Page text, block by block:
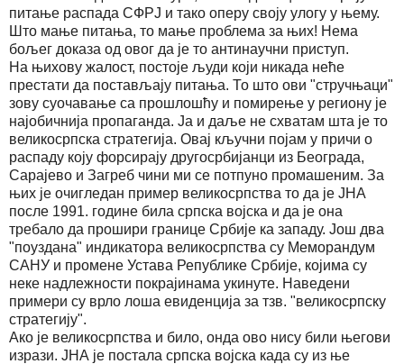
питање распада СФРЈ и тако оперу своју улогу у њему.
Што мање питања, то мање проблема за њих! Нема
бољег доказа од овог да је то антинаучни приступ.
На њихову жалост, постоје људи који никада неће
престати да постављају питања. То што ови "стручњаци"
зову суочавање са прошлошћу и помирење у региону је
најобичнија пропаганда. Ја и даље не схватам шта је то
великосрпска стратегија. Овај кључни појам у причи о
распаду коју форсирају другосрбијанци из Београда,
Сарајево и Загреб чини ми се потпуно промашеним. За
њих је очигледан пример великосрпства то да је ЈНА
после 1991. године била српска војска и да је она
требало да прошири границе Србије ка западу. Још два
"поуздана" индикатора великосрпства су Меморандум
САНУ и промене Устава Републике Србије, којима су
неке надлежности покрајинама укинуте. Наведени
примери су врло лоша евиденција за тзв. "великосрпску
стратегију".
Ако је великосрпства и било, онда ово нису били његови
изрази. ЈНА је постала српска војска када су из ње